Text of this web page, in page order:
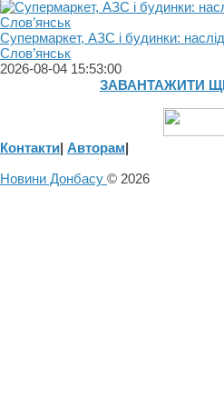
Супермаркет, АЗС і будинки:
Слов’янськ
2026-08-04 15:53:00
ЗАВАНТАЖИТИ
Контакти| Авторам|
Новини Донбасу © 2026